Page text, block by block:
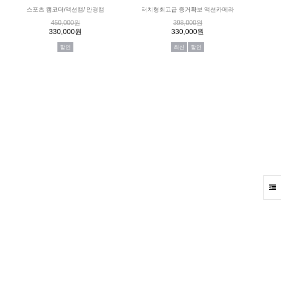
스포츠 캠코더/액션캠/ 안경캠
450,000원
330,000원
할인
터치형최고급 증거확보 액션카메라
398,000원
330,000원
최신 할인